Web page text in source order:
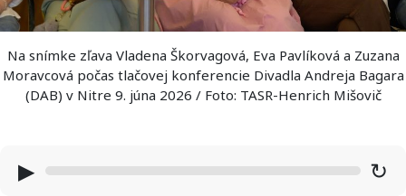
Na snímke zľava Vladena Škorvagová, Eva Pavlíková a Zuzana
Moravcová počas tlačovej konferencie Divadla Andreja Bagara
(DAB) v Nitre 9. júna 2026 / Foto: TASR-Henrich Mišovič
▶ ↻